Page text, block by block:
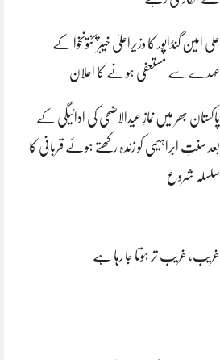
علی امین گنڈاپور کا وزیراعلیٰ خیبرپختونخوا کے
عہدے سے مستعفی ہونے کا اعلان
پاکستان بھر میں نمازِ عیدالاضحی کی ادائیگی کے
بعد سنتِ ابراہیمی کو زندہ رکھتے ہوئے قربانی کا
سلسلہ شروع
غریب، غریب تر ہوتا جا رہا ہے